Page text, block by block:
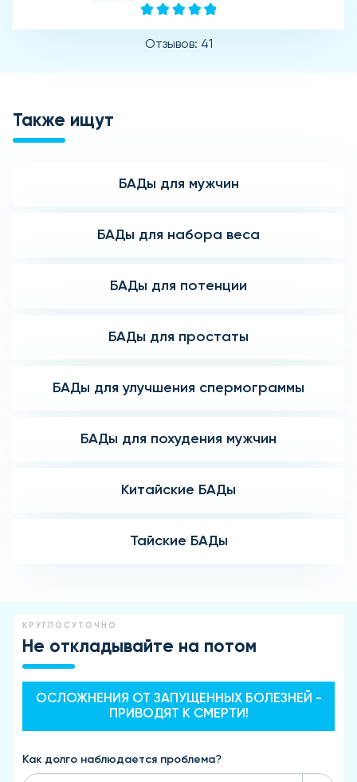
Отзывов: 41
Также ищут
БАДы для мужчин
БАДы для набора веса
БАДы для потенции
БАДы для простаты
БАДы для улучшения спермограммы
БАДы для похудения мужчин
Китайские БАДы
Тайские БАДы
КРУГЛОСУТОЧНО
Не откладывайте на потом
ОСЛОЖНЕНИЯ ОТ ЗАПУЩЕННЫХ БОЛЕЗНЕЙ -
ПРИВОДЯТ К СМЕРТИ!
Как долго наблюдается проблема?